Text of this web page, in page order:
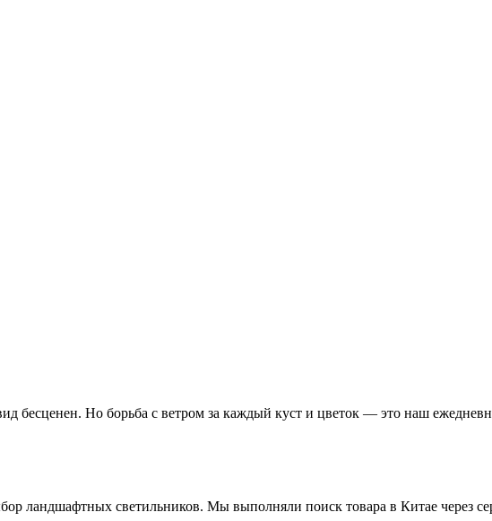
бесценен. Но борьба с ветром за каждый куст и цветок — это наш
ландшафтных светильников. Мы выполняли поиск товара в Китае через